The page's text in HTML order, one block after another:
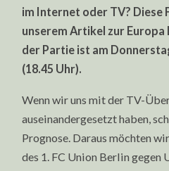
im Internet oder TV? Diese
unserem Artikel zur
der Partie ist am
(18.45 Uhr).
Wenn wir uns mit der TV-
auseinandergesetzt haben,
Prognose. Daraus möchten
des 1. FC Union Berlin